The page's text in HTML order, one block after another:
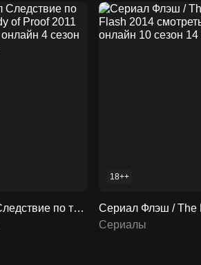
Сериал Следствие по телу / Body of Proof 2011 смотреть онлайн 4 сезон 14 серия
18++
Сериалы